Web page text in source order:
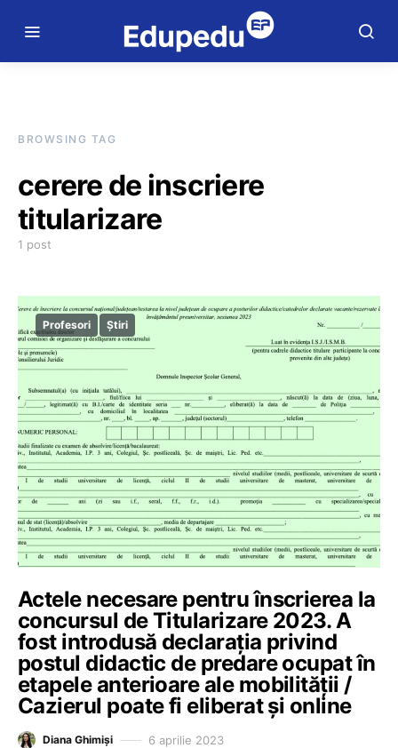
BROWSING TAG
cerere de inscriere
titularizare
1 post
Profesori Știri
Actele necesare pentru înscrierea la
concursul de Titularizare 2023. A
fost introdusă declarația privind
postul didactic de predare ocupat în
etapele anterioare ale mobilității /
Cazierul poate fi eliberat și online
Diana Ghimiși 6 aprilie 2023